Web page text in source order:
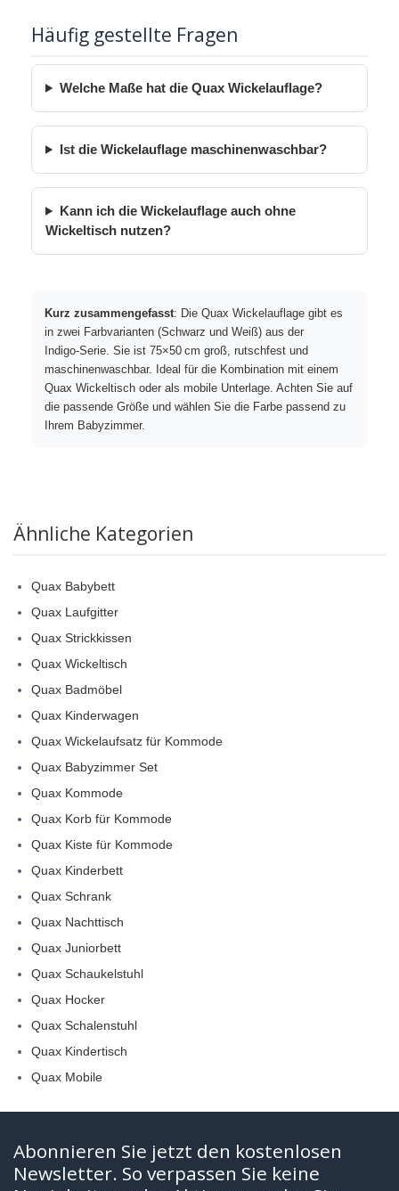
Häufig gestellte Fragen
Welche Maße hat die Quax Wickelauflage?
Ist die Wickelauflage maschinenwaschbar?
Kann ich die Wickelauflage auch ohne
Wickeltisch nutzen?
Kurz zusammengefasst: Die Quax Wickelauflage gibt es
in zwei Farbvarianten (Schwarz und Weiß) aus der
Indigo‑Serie. Sie ist 75×50 cm groß, rutschfest und
maschinenwaschbar. Ideal für die Kombination mit einem
Quax Wickeltisch oder als mobile Unterlage. Achten Sie auf
die passende Größe und wählen Sie die Farbe passend zu
Ihrem Babyzimmer.
Ähnliche Kategorien
Quax Babybett
Quax Laufgitter
Quax Strickkissen
Quax Wickeltisch
Quax Badmöbel
Quax Kinderwagen
Quax Wickelaufsatz für Kommode
Quax Babyzimmer Set
Quax Kommode
Quax Korb für Kommode
Quax Kiste für Kommode
Quax Kinderbett
Quax Schrank
Quax Nachttisch
Quax Juniorbett
Quax Schaukelstuhl
Quax Hocker
Quax Schalenstuhl
Quax Kindertisch
Quax Mobile
Abonnieren Sie jetzt den kostenlosen
Newsletter. So verpassen Sie keine